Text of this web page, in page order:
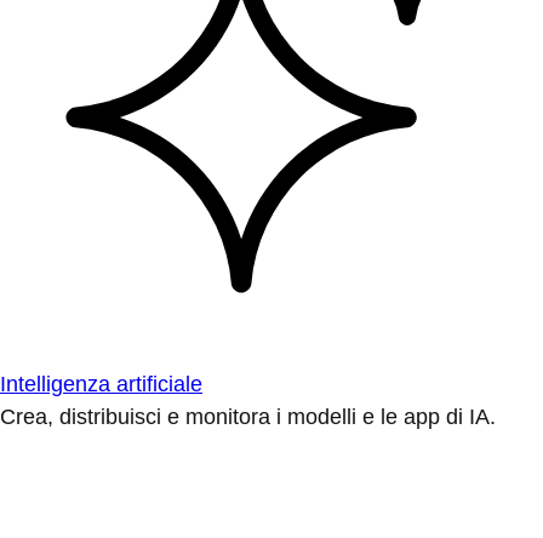
Intelligenza artificiale
Crea, distribuisci e monitora i modelli e le app di IA.